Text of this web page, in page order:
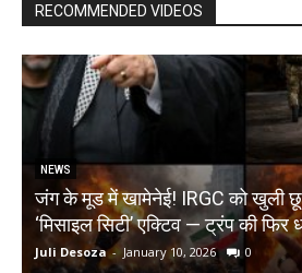
RECOMMENDED VIDEOS
NEWS
जंग के मूड में खामेनेई! IRGC को खुली
‘मिसाइल सिटी’ एक्टिव — ट्रंप की फिर
Juli Desoza - January 10, 2026 0